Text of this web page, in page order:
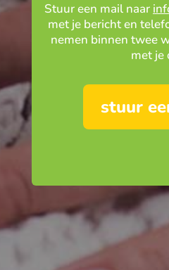
Stuur een mail naar
met je bericht en
nemen binnen twee
met je
stuur